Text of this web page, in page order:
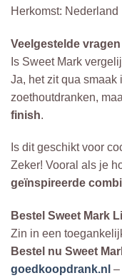
Herkomst: Nederland
Veelgestelde vragen
Is Sweet Mark
Ja, het zit qua
zoethoutdranken,
finish.
Is dit geschikt voor
Zeker! Vooral als je
geïnspireerde
Bestel Sweet Mark
Zin in een
Bestel nu Sweet
goedkoopdrank.nl –